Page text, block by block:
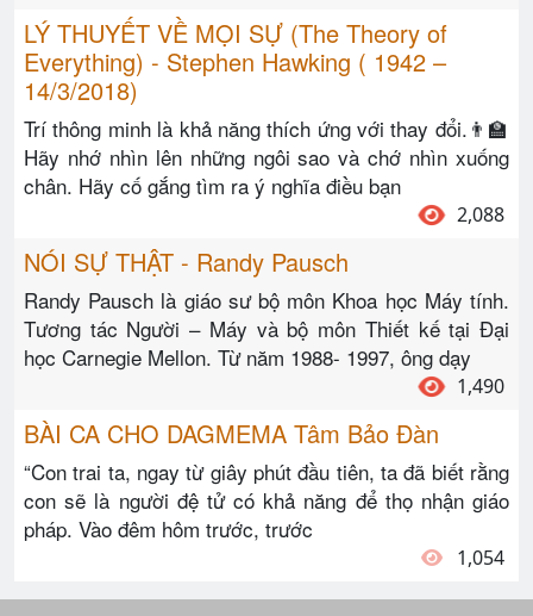
LÝ THUYẾT VỀ MỌI SỰ (The Theory of
Everything) - Stephen Hawking ( 1942 –
14/3/2018)
Trí thông minh là khả năng thích ứng với thay đổi.👨‍🏫
Hãy nhớ nhìn lên những ngôi sao và chớ nhìn xuống
chân. Hãy cố gắng tìm ra ý nghĩa điều bạn
2,088
NÓI SỰ THẬT - Randy Pausch
Randy Pausch là giáo sư bộ môn Khoa học Máy tính.
Tương tác Người – Máy và bộ môn Thiết kế tại Đại
học Carnegie Mellon. Từ năm 1988- 1997, ông dạy
1,490
BÀI CA CHO DAGMEMA Tâm Bảo Đàn
“Con trai ta, ngay từ giây phút đầu tiên, ta đã biết rằng
con sẽ là người đệ tử có khả năng để thọ nhận giáo
pháp. Vào đêm hôm trước, trước
1,054